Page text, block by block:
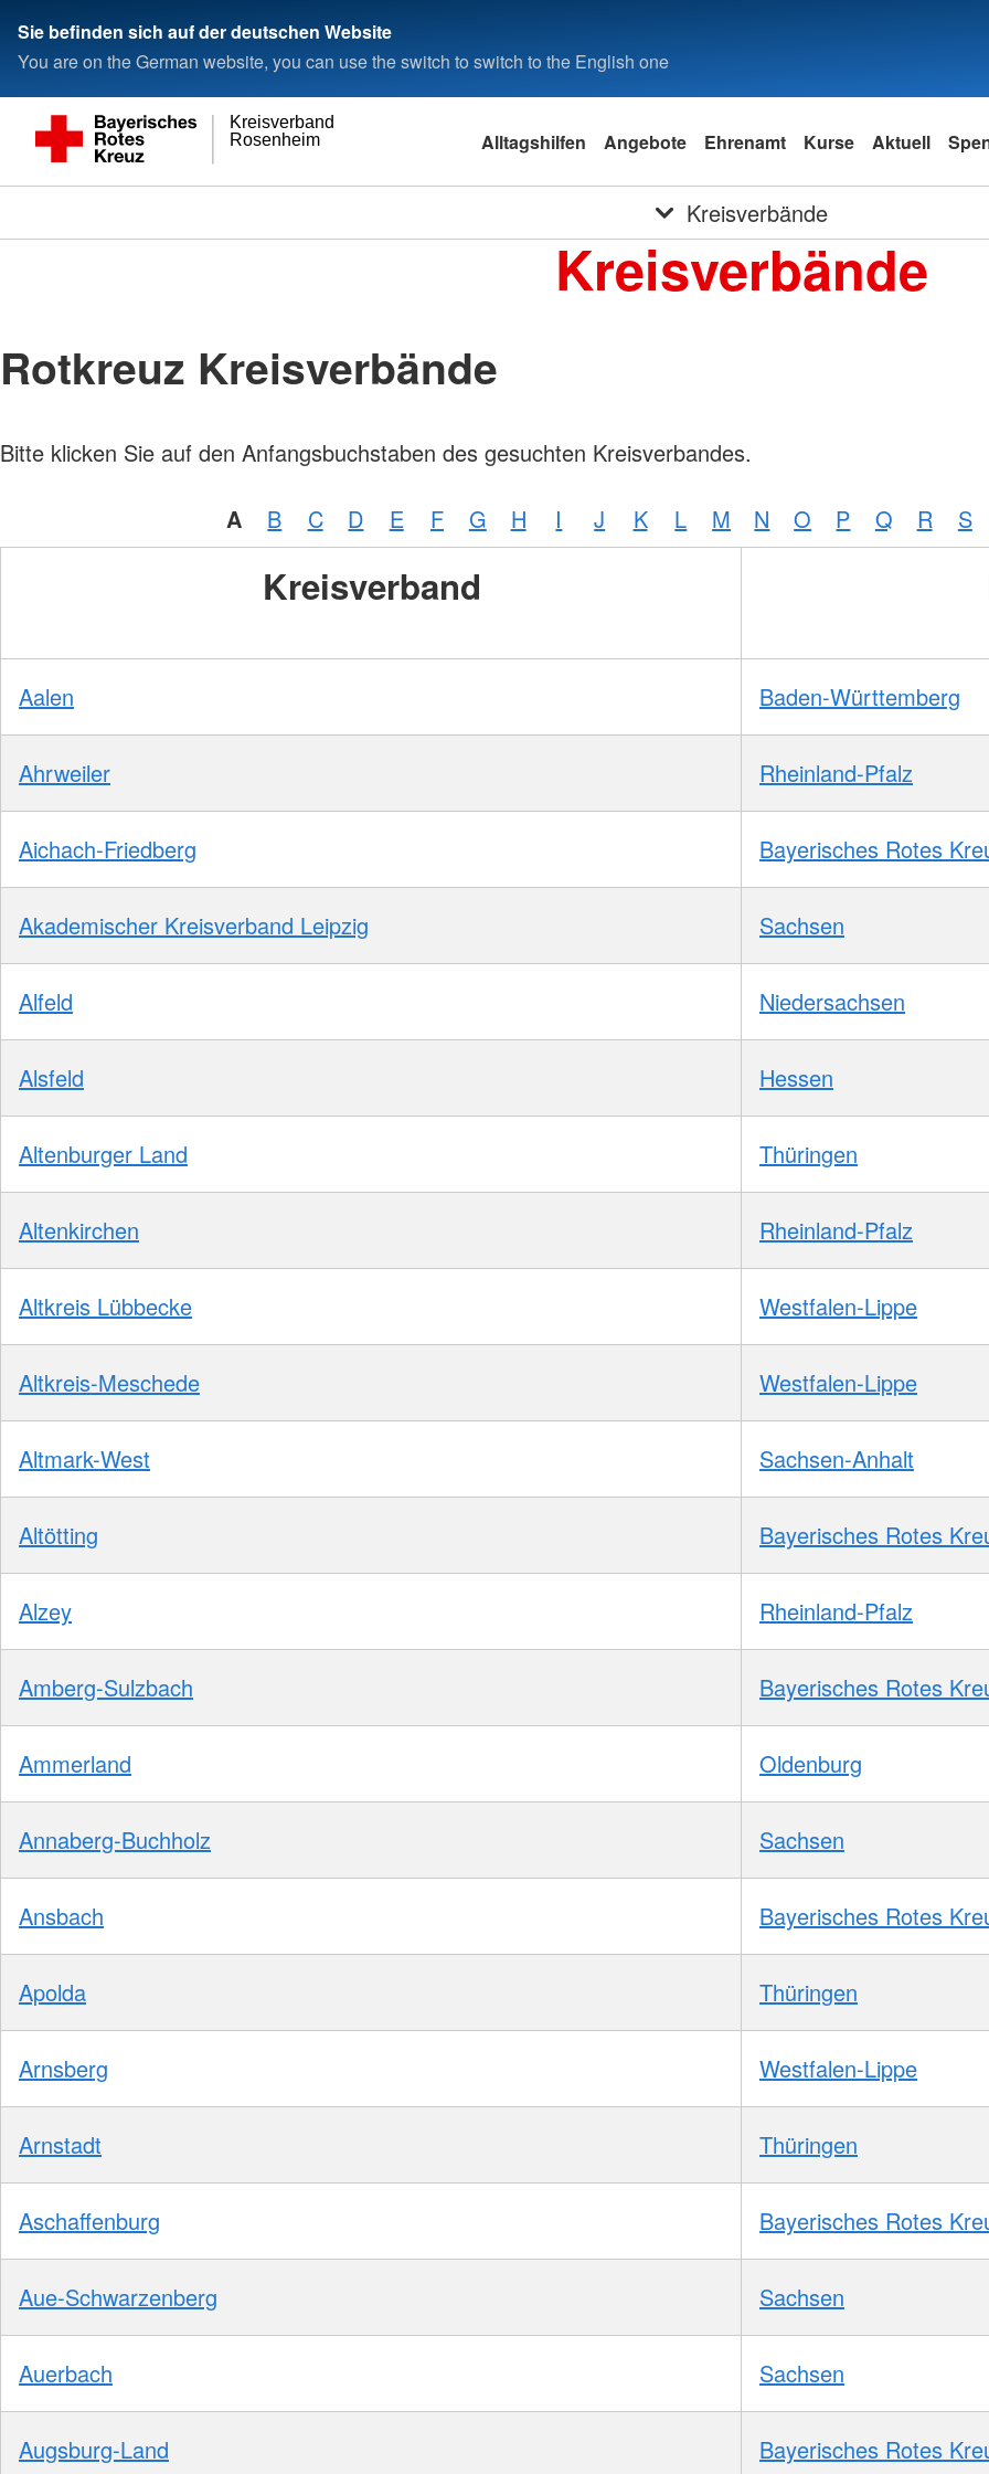
Sie befinden sich auf der deutschen Website
You are on the German website, you can use the switch to switch to the English one
Rosenheim
Kreisverband
Alltagshilfen Angebote Ehrenamt Kurse Aktuell
Kreisverbände
Kreisverbände
Rotkreuz Kreisverbände
Bitte klicken Sie auf den Anfangsbuchstaben des gesuchten Kreisverbandes.
A B C D E F G H I J K L M N O P Q R S
Kreisverband
Aalen Baden-Württemberg
Ahrweiler Rheinland-Pfalz
Aichach-Friedberg Bayerisches Rotes
Akademischer Kreisverband Leipzig Sachsen
Alfeld Niedersachsen
Alsfeld Hessen
Altenburger Land Thüringen
Altenkirchen Rheinland-Pfalz
Altkreis Lübbecke Westfalen-Lippe
Altkreis-Meschede Westfalen-Lippe
Altmark-West Sachsen-Anhalt
Altötting Bayerisches Rotes
Alzey Rheinland-Pfalz
Amberg-Sulzbach Bayerisches Rotes
Ammerland Oldenburg
Annaberg-Buchholz Sachsen
Ansbach Bayerisches Rotes
Apolda Thüringen
Arnsberg Westfalen-Lippe
Arnstadt Thüringen
Aschaffenburg Bayerisches Rotes
Aue-Schwarzenberg Sachsen
Auerbach Sachsen
Augsburg-Land Bayerisches Rotes